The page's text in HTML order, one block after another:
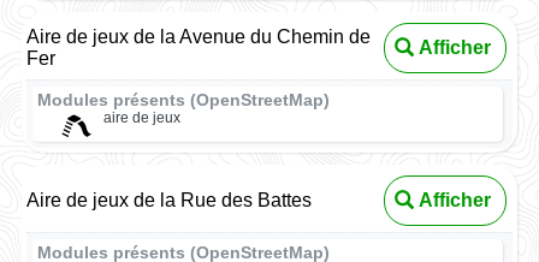
Aire de jeux de la Avenue du Chemin de
Fer
Afficher
Modules présents (OpenStreetMap)
aire de jeux
Aire de jeux de la Rue des Battes Afficher
Modules présents (OpenStreetMap)